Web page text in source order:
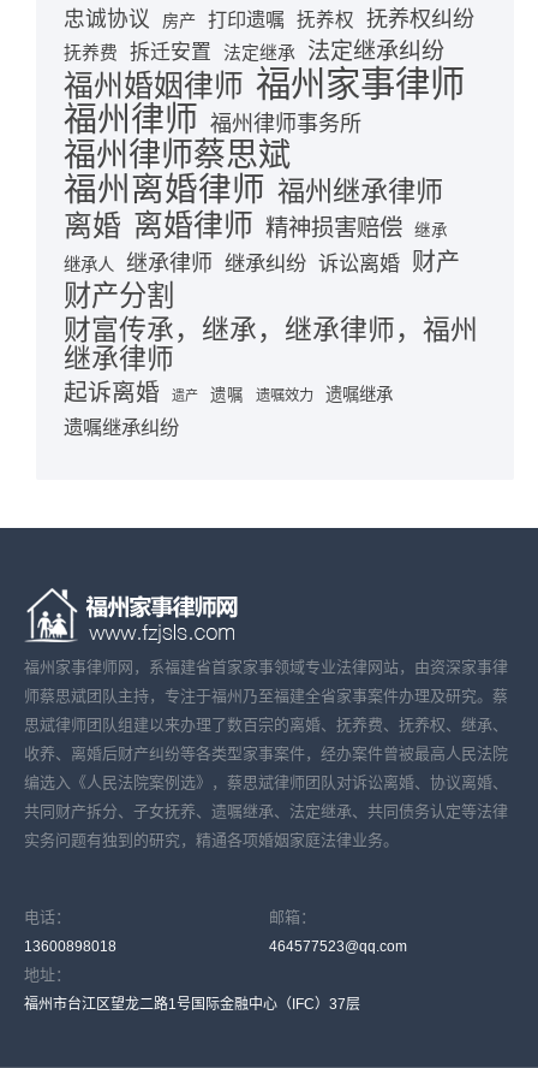
忠诚协议 房产 打印遗嘱 抚养权 抚养权纠纷
抚养费 拆迁安置 法定继承 法定继承纠纷
福州婚姻律师 福州家事律师
福州律师 福州律师事务所
福州律师蔡思斌
福州离婚律师 福州继承律师
离婚 离婚律师 精神损害赔偿 继承
继承人 继承律师 继承纠纷 诉讼离婚 财产
财产分割
财富传承，继承，继承律师，福州
继承律师
起诉离婚 遗产 遗嘱 遗嘱效力 遗嘱继承
遗嘱继承纠纷
福州家事律师网，系福建省首家家事领域专业法律网站，由资深家事律
师蔡思斌团队主持，专注于福州乃至福建全省家事案件办理及研究。蔡
思斌律师团队组建以来办理了数百宗的离婚、抚养费、抚养权、继承、
收养、离婚后财产纠纷等各类型家事案件，经办案件曾被最高人民法院
编选入《人民法院案例选》，蔡思斌律师团队对诉讼离婚、协议离婚、
共同财产拆分、子女抚养、遗嘱继承、法定继承、共同债务认定等法律
实务问题有独到的研究，精通各项婚姻家庭法律业务。
电话：
13600898018
邮箱：
464577523@qq.com
地址：
福州市台江区望龙二路1号国际金融中心（IFC）37层